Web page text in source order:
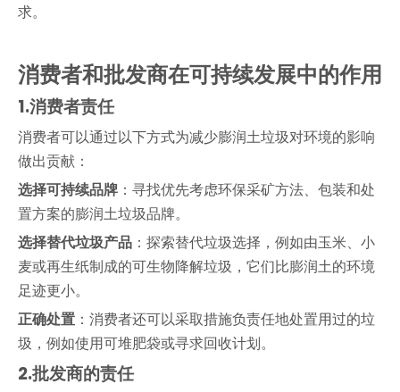
求。
消费者和批发商在可持续发展中的作用
1.消费者责任
消费者可以通过以下方式为减少膨润土垃圾对环境的影响
做出贡献：
选择可持续品牌 ：寻找优先考虑环保采矿方法、包装和处
置方案的膨润土垃圾品牌。
选择替代垃圾产品 ：探索替代垃圾选择，例如由玉米、小
麦或再生纸制成的可生物降解垃圾，它们比膨润土的环境
足迹更小。
正确处置 ：消费者还可以采取措施负责任地处置用过的垃
圾，例如使用可堆肥袋或寻求回收计划。
2.批发商的责任